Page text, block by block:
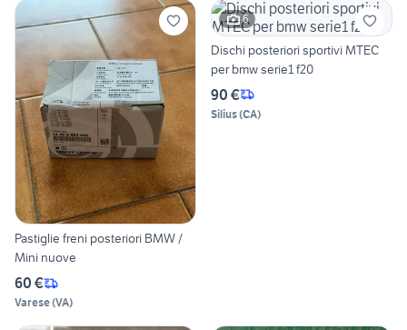
Pastiglie freni posteriori BMW /
Mini nuove
60 €
Varese(VA)
6
Dischi posteriori sportivi MTEC
per bmw serie1 f20
90 €
Silius(CA)